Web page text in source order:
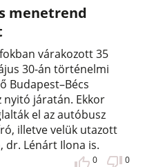
menetrend
várakozott 35
30-án történelmi
Budapest–Bécs
járatán. Ekkor
el az autóbusz
illetve velük utazott
dr. Lénárt Ilona is.
0 0